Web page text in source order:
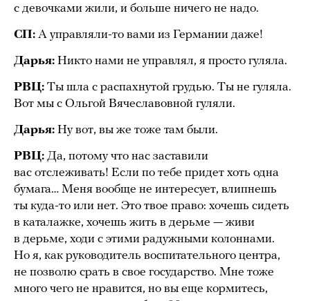
с девочками жили, и больше ничего не надо.
СП: А управляли-то вами из Германии даже!
Дарья: Никто нами не управлял, я просто гуляла.
РВЦ: Ты шла с распахнутой грудью. Ты не гуляла.
Вот мы с Ольгой Вячеславовной гуляли.
Дарья: Ну вот, вы же тоже там были.
РВЦ: Да, потому что нас заставили
вас отслеживать! Если по тебе придет хоть одна
бумага… Меня вообще не интересует, влипнешь
ты куда-то или нет. Это твое право: хочешь сидеть
в каталажке, хочешь жить в дерьме — живи
в дерьме, ходи с этими радужными колоннами.
Но я, как руководитель воспитательного центра,
не позволю срать в свое государство. Мне тоже
много чего не нравится, но вы еще кормитесь,